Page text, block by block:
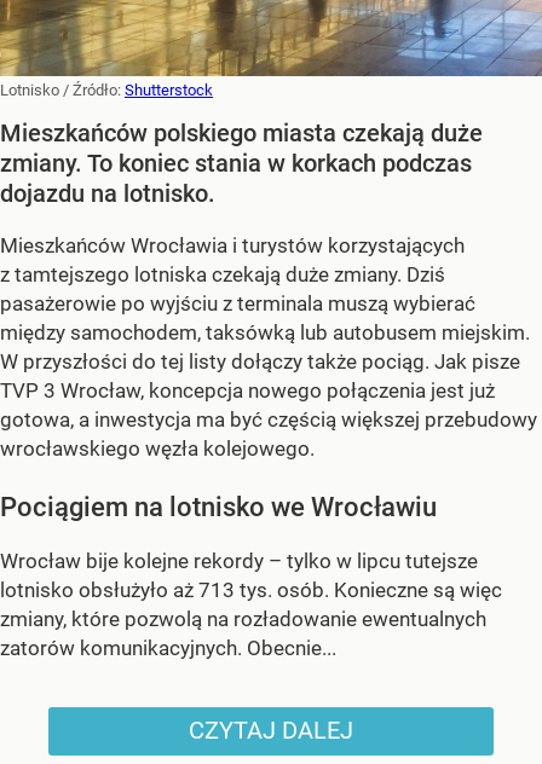
Lotnisko / Źródło: Shutterstock
Mieszkańców polskiego miasta czekają duże
zmiany. To koniec stania w korkach podczas
dojazdu na lotnisko.
Mieszkańców Wrocławia i turystów korzystających
z tamtejszego lotniska czekają duże zmiany. Dziś
pasażerowie po wyjściu z terminala muszą wybierać
między samochodem, taksówką lub autobusem miejskim.
W przyszłości do tej listy dołączy także pociąg. Jak pisze
TVP 3 Wrocław, koncepcja nowego połączenia jest już
gotowa, a inwestycja ma być częścią większej przebudowy
wrocławskiego węzła kolejowego.
Pociągiem na lotnisko we Wrocławiu
Wrocław bije kolejne rekordy – tylko w lipcu tutejsze
lotnisko obsłużyło aż 713 tys. osób. Konieczne są więc
zmiany, które pozwolą na rozładowanie ewentualnych
zatorów komunikacyjnych. Obecnie...
CZYTAJ DALEJ